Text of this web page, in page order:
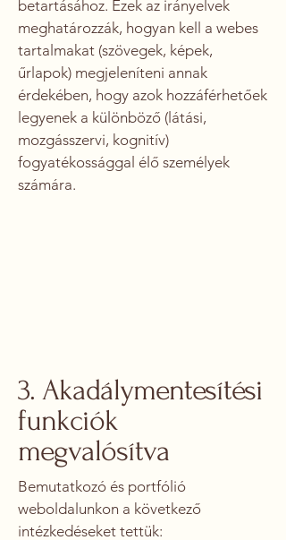
betartásához. Ezek az irányelvek
meghatározzák, hogyan kell a webes
tartalmakat (szövegek, képek,
űrlapok) megjeleníteni annak
érdekében, hogy azok hozzáférhetőek
legyenek a különböző (látási,
mozgásszervi, kognitív)
fogyatékossággal élő személyek
számára.
3. Akadálymentesítési
funkciók
megvalósítva
Bemutatkozó és portfólió
weboldalunkon a következő
intézkedéseket tettük: